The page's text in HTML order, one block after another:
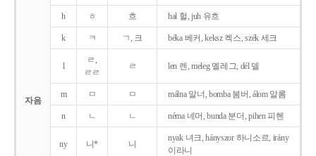
자음
h ㅎ 흐 hal 헐, juh 유흐
k ㅋ ㄱ, 크 béka 베커, keksz 켁스, szék 세크
l
ㄹ,
ㄹㄹ
ㄹ len 렌, meleg 멜레그, dél 델
m ㅁ ㅁ málna 말너, bomba 봄버, álom 알롬
n ㄴ ㄴ néma 네머, bunda 분더, pihen 피헨
ny 니* 니
nyak 녀크, hányszor 하니소르, irány
이라니